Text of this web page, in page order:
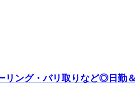
リング・バリ取りなど◎日勤